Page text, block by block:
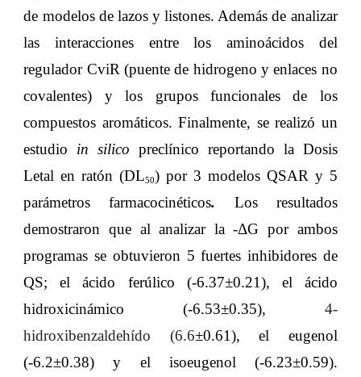
de modelos de lazos y listones. Además de analizar
las interacciones entre los aminoácidos del
regulador CviR (puente de hidrogeno y enlaces no
covalentes) y los grupos funcionales de los
compuestos aromáticos. Finalmente, se realizó un
estudio in silico preclínico reportando la Dosis
Letal en ratón (DL50) por 3 modelos QSAR y 5
parámetros farmacocinéticos. Los resultados
demostraron que al analizar la -ΔG por ambos
programas se obtuvieron 5 fuertes inhibidores de
QS; el ácido ferúlico (-6.37±0.21), el ácido
hidroxicinámico (-6.53±0.35), 4-
hidroxibenzaldehído (6.6±0.61), el eugenol
(-6.2±0.38) y el isoeugenol (-6.23±0.59).